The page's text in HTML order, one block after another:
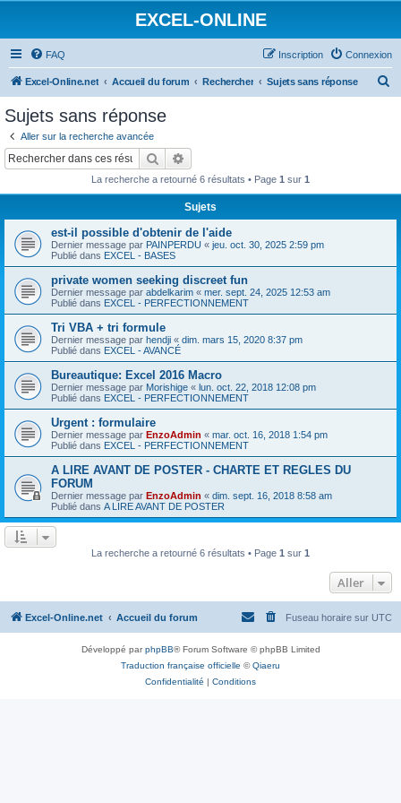
EXCEL-ONLINE
FAQ Connexion
Inscription
Excel-Online.net Accueil du forum Rechercher Sujets sans réponse
Sujets sans réponse
Aller sur la recherche avancée
Rechercher
La recherche a retourné 6 résultats • Page 1 sur 1
Sujets
est-il possible d'obtenir de l'aide
Dernier message par PAINPERDU « jeu. oct. 30, 2025 2:59 pm
Publié dans EXCEL - BASES
private women seeking discreet fun
Dernier message par abdelkarim « mer. sept. 24, 2025 12:53 am
Publié dans EXCEL - PERFECTIONNEMENT
Tri VBA + tri formule
Dernier message par hendji « dim. mars 15, 2020 8:37 pm
Publié dans EXCEL - AVANCÉ
Bureautique: Excel 2016 Macro
Dernier message par Morishige « lun. oct. 22, 2018 12:08 pm
Publié dans EXCEL - PERFECTIONNEMENT
Urgent : formulaire
Dernier message par EnzoAdmin « mar. oct. 16, 2018 1:54 pm
Publié dans EXCEL - PERFECTIONNEMENT
A LIRE AVANT DE POSTER - CHARTE ET REGLES DU
FORUM
Dernier message par EnzoAdmin « dim. sept. 16, 2018 8:58 am
Publié dans A LIRE AVANT DE POSTER
La recherche a retourné 6 résultats • Page 1 sur 1
Aller
Excel-Online.net Accueil du forum Fuseau horaire sur UTC
Développé parphpBB® Forum Software © phpBB Limited
Traduction française officielle ©Qiaeru
Confidentialité | Conditions